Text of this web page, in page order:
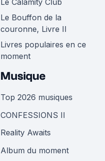
Le Calamity Club
Le Bouffon de la
couronne, Livre II
Livres populaires en ce
moment
Musique
Top 2026 musiques
CONFESSIONS II
Reality Awaits
Album du moment